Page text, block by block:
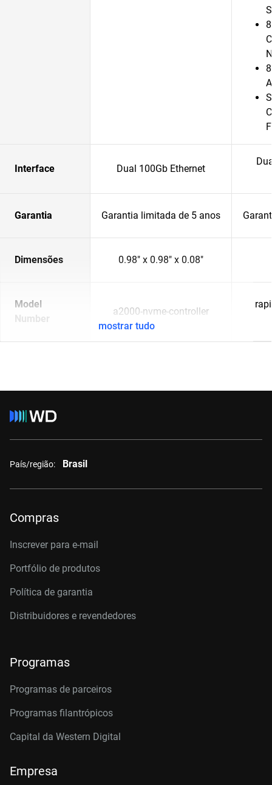
Interface Dual 100Gb Ethernet
Garantia Garantia limitada de 5 anos
Dimensões 0.98" x 0.98" x 0.08"
Model
Number
a2000-nvme-controller
mostrar tudo
País/região: Brasil
Compras
Inscrever para e-mail
Portfólio de produtos
Política de garantia
Distribuidores e revendedores
Programas
Programas de parceiros
Programas filantrópicos
Capital da Western Digital
Empresa